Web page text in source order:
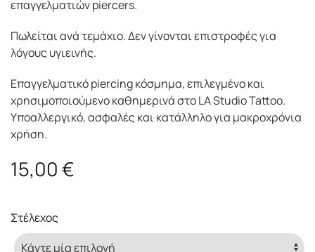
επαγγελματιών piercers.
Πωλείται ανά τεμάχιο. Δεν γίνονται επιστροφές για
λόγους υγιεινής.
Επαγγελματικό piercing κόσμημα, επιλεγμένο και
χρησιμοποιούμενο καθημερινά στο LA Studio Tattoo.
Υποαλλεργικό, ασφαλές και κατάλληλο για μακροχρόνια
χρήση.
15,00€
Στέλεχος